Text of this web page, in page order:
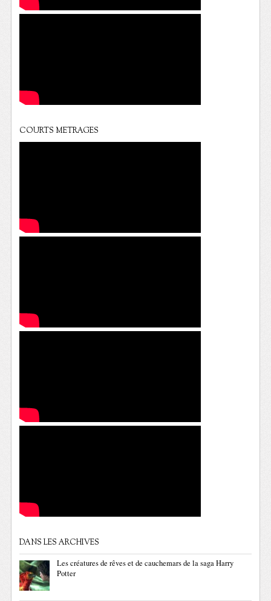
COURTS METRAGES
DANS LES ARCHIVES
Les créatures de rêves et de cauchemars de la saga Harry
Potter